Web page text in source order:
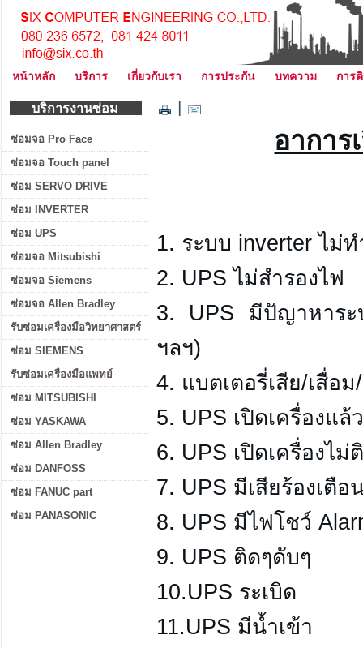
หน้าหลัก บริการ เกี่ยวกับเรา การประกัน บทความ การ
บริการงานซ่อม
ซ่อมจอ Pro Face
ซ่อมจอ Touch panel
ซ่อม SERVO DRIVE
ซ่อม INVERTER
ซ่อม UPS
ซ่อมจอ Mitsubishi
ซ่อมจอ Siemens
ซ่อมจอ Allen Bradley
รับซ่อมเครื่องมือวิทยาศาสตร์
ซ่อม SIEMENS
รับซ่อมเครื่องมือแพทย์
ซ่อม MITSUBISHI
ซ่อม YASKAWA
ซ่อม Allen Bradley
ซ่อม DANFOSS
ซ่อม FANUC part
ซ่อม PANASONIC
|
อาการ
1. ระบบ inverter ไม่ท
2. UPS ไม่สำรองไฟ
3. UPS มีปัญาหาระ
ฯลฯ)
4. แบตเตอรี่เสีย/เสื่อ
5. UPS เปิดเครื่องแล้
6. UPS เปิดเครื่องไม่
7. UPS มีเสียร้องเตือ
8. UPS มีไฟโชว์
9. UPS ติดๆดับๆ
10.UPS ระเบิด
11.UPS มีน้ำเข้า